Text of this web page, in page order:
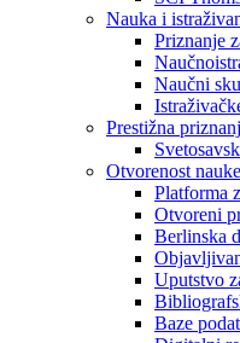
Nauka i
Priznanje
Naučni
Prestižna
Otvorenost nauke
Platforma
Otvoreni
Berlinska
Uputstvo
Baze